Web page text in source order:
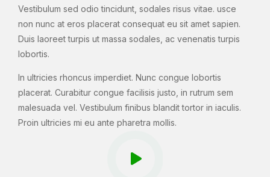
Vestibulum sed odio tincidunt, sodales risus vitae. usce
non nunc at eros placerat consequat eu sit amet sapien.
Duis laoreet turpis ut massa sodales, ac venenatis turpis
lobortis.
In ultricies rhoncus imperdiet. Nunc congue lobortis
placerat. Curabitur congue facilisis justo, in rutrum sem
malesuada vel. Vestibulum finibus blandit tortor in iaculis.
Proin ultricies mi eu ante pharetra mollis.